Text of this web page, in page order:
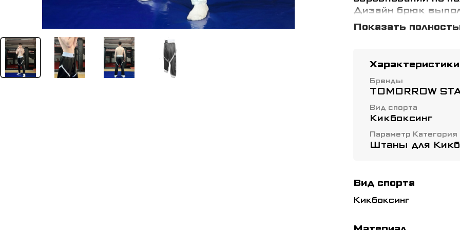
Дизайн брюк
полиэстер,
не сковывают
помощи удобной
для тренировок и
Показать
Характеристики
Бренды
TOMORROW
Вид спорта
Кикбоксинг
Параметр Категория
Штаны для
Вид спорта
Кикбоксинг